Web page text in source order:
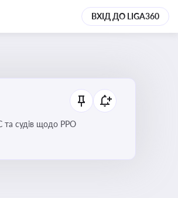
ВХІД ДО LIGA360
операцій, аналіз законодавства про РРО, позиції ДПС та судів щодо РРО